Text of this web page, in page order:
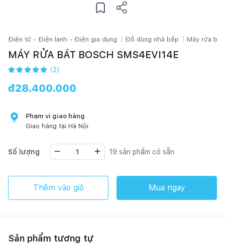
Điện tử - Điện lạnh - Điện gia dụng Đồ dùng nhà bếp Máy rửa bát
MÁY RỬA BÁT BOSCH SMS4EVI14E
(2)
đ28.400.000
Phạm vi giao hàng
Giao hàng tại Hà Nội
Số lượng 19 sản phẩm có sẵn
Thêm vào giỏ Mua ngay
Sản phẩm tương tự